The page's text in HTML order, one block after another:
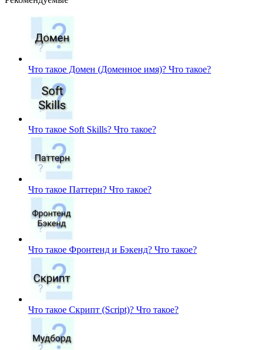
Что такое Домен (Доменное имя)? Что такое?
Что такое Soft Skills? Что такое?
Что такое Паттерн? Что такое?
Что такое Фронтенд и Бэкенд? Что такое?
Что такое Скрипт (Script)? Что такое?